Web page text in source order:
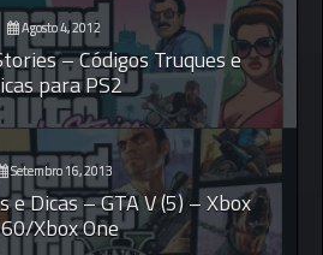
Agosto 4, 2012
– Códigos Truques e
para PS2
Setembro 16, 2013
e Dicas – GTA V (5) – Xbox
Xbox One